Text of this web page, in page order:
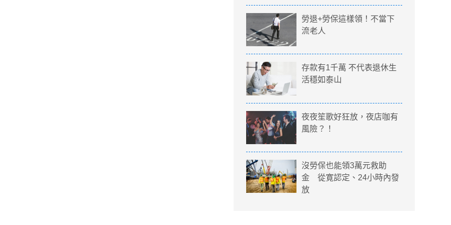
勞退+勞保這樣領！不當下
流老人
存款有1千萬 不代表退休生
活穩如泰山
夜夜笙歌好狂放，夜店咖有
風險？！
沒勞保也能領3萬元救助
金 從寛認定、24小時內發
放